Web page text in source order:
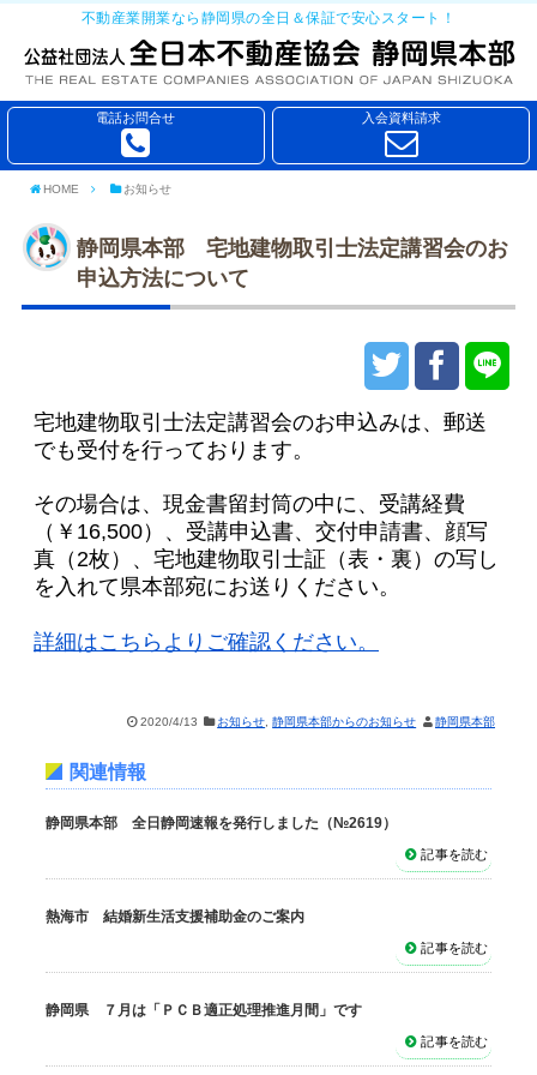
不動産業開業なら静岡県の全日＆保証で安心スタート！
電話お問合せ 入会資料請求
HOME お知らせ
静岡県本部 宅地建物取引士法定講習会のお
申込方法について
宅地建物取引士法定講習会のお申込みは、郵送
でも受付を行っております。
その場合は、現金書留封筒の中に、受講経費
（￥16,500）、受講申込書、交付申請書、顔写
真（2枚）、宅地建物取引士証（表・裏）の写し
を入れて県本部宛にお送りください。
詳細はこちらよりご確認ください。
2020/4/13 お知らせ ,静岡県本部からのお知らせ 静岡県本部
関連情報
静岡県本部 全日静岡速報を発行しました（№2619）
記事を読む
熱海市 結婚新生活支援補助金のご案内
記事を読む
静岡県 ７月は「ＰＣＢ適正処理推進月間」です
記事を読む